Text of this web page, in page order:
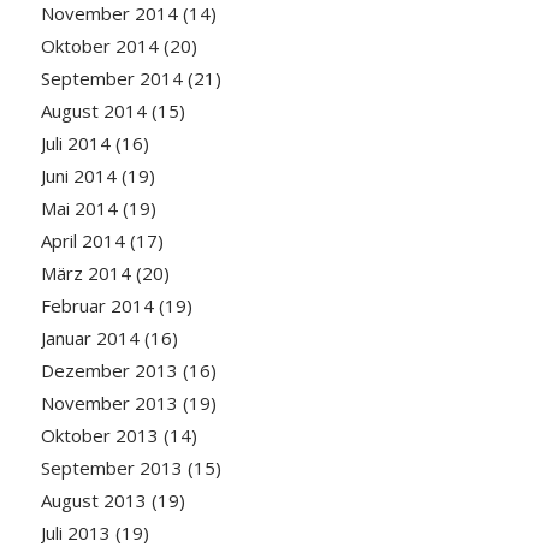
November 2014(14)
Oktober 2014(20)
September 2014(21)
August 2014(15)
Juli 2014(16)
Juni 2014(19)
Mai 2014(19)
April 2014(17)
März 2014(20)
Februar 2014(19)
Januar 2014(16)
Dezember 2013 (16)
November 2013 (19)
Oktober 2013 (14)
September 2013 (15)
August 2013 (19)
Juli 2013 (19)